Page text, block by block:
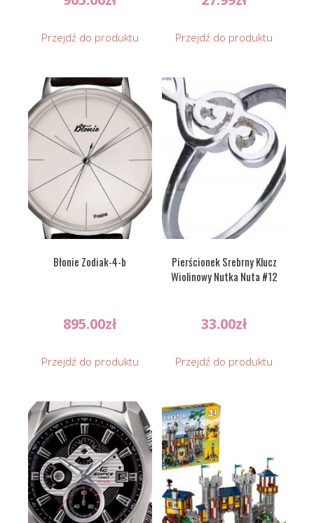
Przejdź do produktu Przejdź do produktu
Błonie Zodiak-4-b
895.00zł
Przejdź do produktu
Pierścionek Srebrny Klucz
Wiolinowy Nutka Nuta #12
33.00zł
Przejdź do produktu